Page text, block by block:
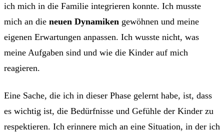
ich mich in die Familie integrieren konnte. Ich musste
mich an die neuen Dynamiken gewöhnen und meine
eigenen Erwartungen anpassen. Ich wusste nicht, was
meine Aufgaben sind und wie die Kinder auf mich
reagieren.
Eine Sache, die ich in dieser Phase gelernt habe, ist, dass
es wichtig ist, die Bedürfnisse und Gefühle der Kinder zu
respektieren. Ich erinnere mich an eine Situation, in der ich